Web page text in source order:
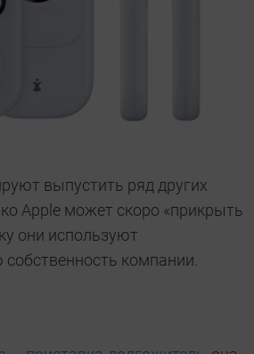
выпустить ряд других
Apple может скоро «прикрыть
они используют
компании.